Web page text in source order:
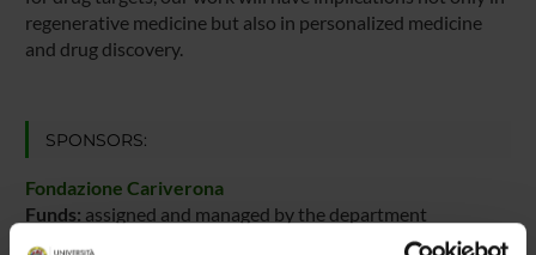
regenerative medicine but also in personalized medicine
and drug discovery.
SPONSORS:
Fondazione Cariverona
Funds: assigned and managed by the department